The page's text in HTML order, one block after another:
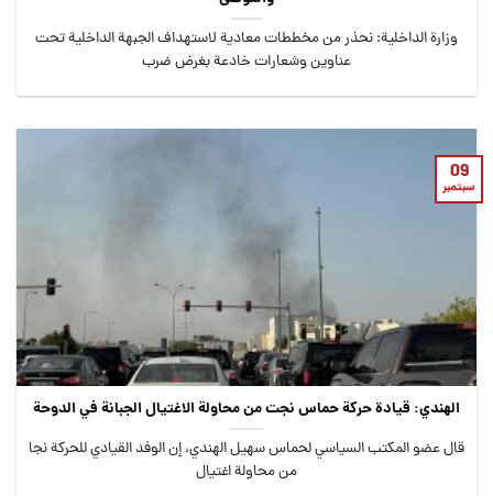
وزارة الداخلية: نحذر من مخططات معادية لاستهداف الجبهة الداخلية تحت
عناوين وشعارات خادعة بغرض ضرب
الهندي: قيادة حركة حماس نجت من محاولة الاغتيال الجبانة في الدوحة
قال عضو المكتب السياسي لحماس سهيل الهندي، إن الوفد القيادي للحركة نجا
من محاولة اغتيال
09
سبتمبر